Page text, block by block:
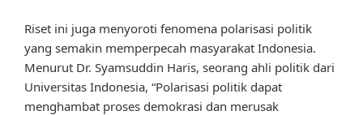
Riset ini juga menyoroti fenomena polarisasi politik
yang semakin memperpecah masyarakat Indonesia.
Menurut Dr. Syamsuddin Haris, seorang ahli politik dari
Universitas Indonesia, “Polarisasi politik dapat
menghambat proses demokrasi dan merusak